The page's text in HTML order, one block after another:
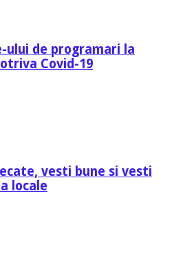
ului de programari la
Covid-19
vesti bune si vesti
locale